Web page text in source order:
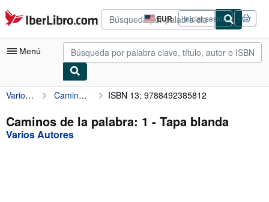
Pasar al contenido principal
IberLibro.com EUR
Preferencias
de
compra
del
Iniciar sesión
Menú
Mi cuenta
Consultar mis pedidos
Búsqueda avanzada
Varios Autores Caminos de la palabra: 1 ISBN 13: 9788492385812
Caminos de la palabra: 1 - Tapa blanda
Varios Autores